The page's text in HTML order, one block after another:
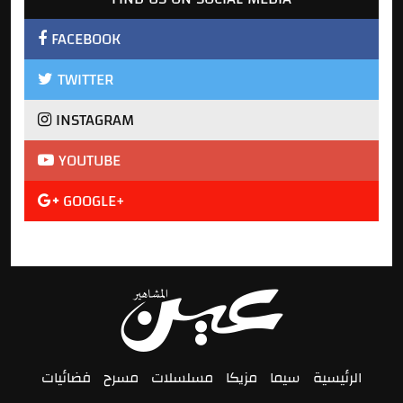
FACEBOOK
TWITTER
INSTAGRAM
YOUTUBE
GOOGLE+
الرئيسية سيما مزيكا مسلسلات مسرح فضائيات